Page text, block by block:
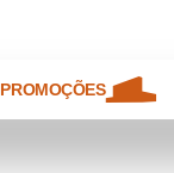
PROMOÇÕES